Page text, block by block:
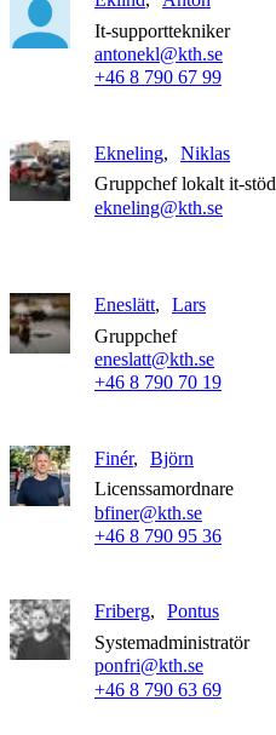
It-supporttekniker
antonekl@kth.se
+46 8 790 67 99
Ekneling
Niklas
Gruppchef lokalt it-stöd
ekneling@kth.se
Eneslätt
Lars
Gruppchef
eneslatt@kth.se
+46 8 790 70 19
Finér
Björn
Licenssamordnare
bfiner@kth.se
+46 8 790 95 36
Friberg
Pontus
Systemadministratör
ponfri@kth.se
+46 8 790 63 69